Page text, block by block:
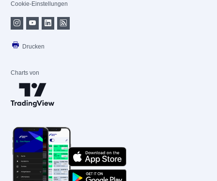
Cookie-Einstellungen
Drucken
Charts von